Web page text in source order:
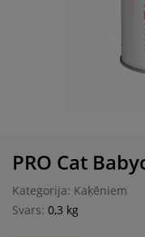
PRO Cat
Kategorija: Kaķēniem
Svars: 0,3 kg